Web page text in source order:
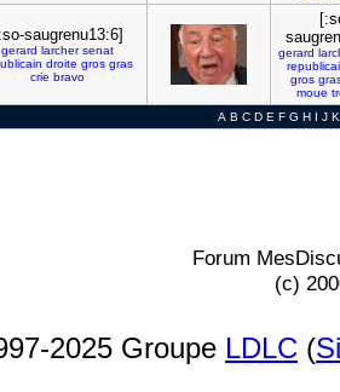
saugrenu13:6]
gerard larcher senat
droite gros gras
crie bravo
gerard
gros
moue
A B C D E F G H I J K
Forum
(c)
2025 Groupe LDLC (